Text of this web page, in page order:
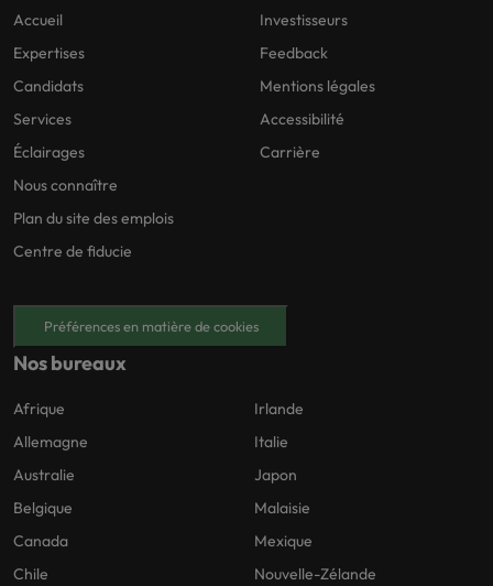
Accueil
Expertises
Candidats
Services
Éclairages
Nous connaître
Plan du site des emplois
Centre de fiducie
Investisseurs
Feedback
Mentions légales
Accessibilité
Carrière
Préférences en matière de cookies
Nos bureaux
Afrique
Allemagne
Australie
Belgique
Canada
Chile
Irlande
Italie
Japon
Malaisie
Mexique
Nouvelle-Zélande